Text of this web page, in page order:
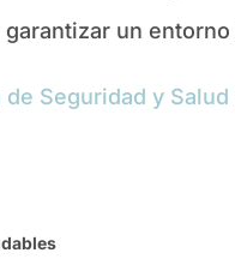
un
Seguridad y